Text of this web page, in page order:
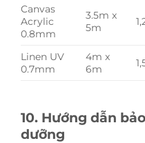
Canvas
Acrylic
0.8mm
3.5m x
5m
Linen UV
0.7mm
4m x
6m
10. Hướng dẫn
dưỡng